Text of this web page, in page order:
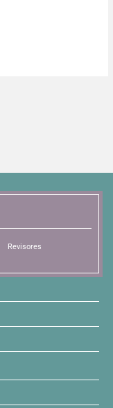
Revisores